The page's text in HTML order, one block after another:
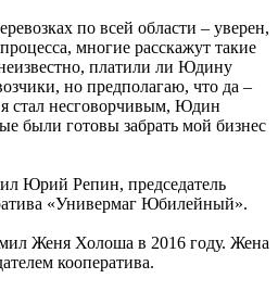
по всей области – уверен,
многие расскажут такие
платили ли Юдину
но предполагаю, что да –
стал несговорчивым, Юдин
были готовы забрать мой бизнес
Юрий Репин, председатель
«Универмаг Юбилейный».
Женя Холоша в 2016 году. Жена
кооператива.